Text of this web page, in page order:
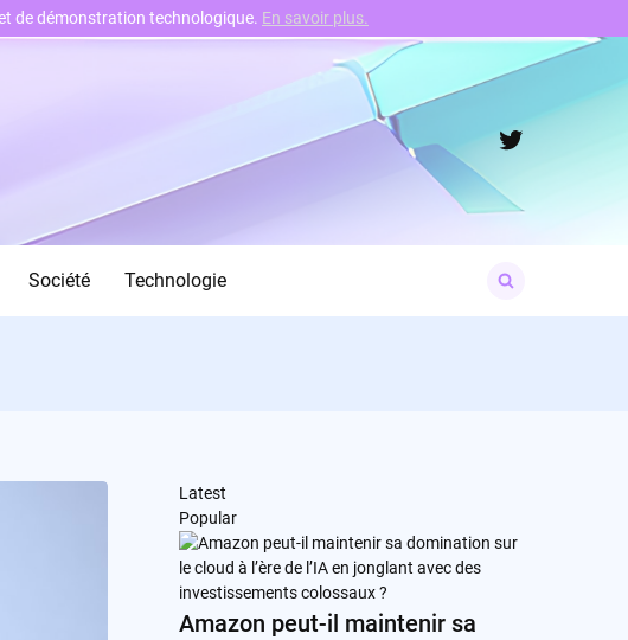
Twitter
Société Technologie
for:
Latest
Popular
Amazon peut-il maintenir sa
de démonstration technologique. En savoir plus.